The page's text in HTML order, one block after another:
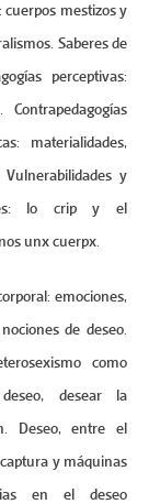
cuerpos mestizos y
Saberes de
perceptivas:
materialidades,
Vulnerabilidades y
lo crip y el
unx cuerpx.
emociones,
de deseo.
como
desear la
Deseo, entre el
y máquinas
en el deseo